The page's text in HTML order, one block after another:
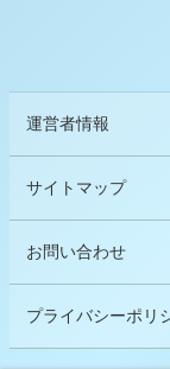
運営者情報
サイトマップ
お問い合わせ
プライバシーポリ